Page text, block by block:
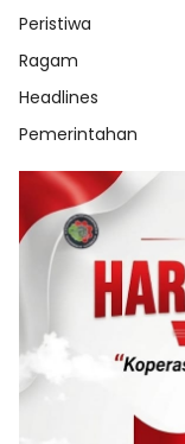
Peristiwa
Ragam
Headlines
Pemerintahan